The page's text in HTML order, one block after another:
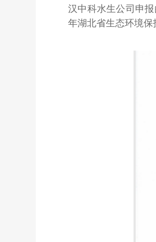
汉中科水生公司申
年湖北省生态环境保